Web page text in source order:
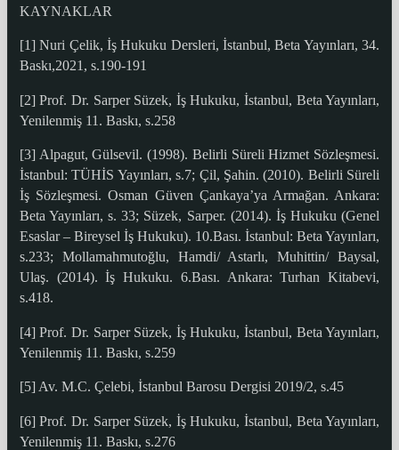
KAYNAKLAR
[1] Nuri Çelik, İş Hukuku Dersleri, İstanbul, Beta Yayınları, 34.
Baskı,2021, s.190-191
[2] Prof. Dr. Sarper Süzek, İş Hukuku, İstanbul, Beta Yayınları,
Yenilenmiş 11. Baskı, s.258
[3] Alpagut, Gülsevil. (1998). Belirli Süreli Hizmet Sözleşmesi.
İstanbul: TÜHİS Yayınları, s.7; Çil, Şahin. (2010). Belirli Süreli
İş Sözleşmesi. Osman Güven Çankaya’ya Armağan. Ankara:
Beta Yayınları, s. 33; Süzek, Sarper. (2014). İş Hukuku (Genel
Esaslar – Bireysel İş Hukuku). 10.Bası. İstanbul: Beta Yayınları,
s.233; Mollamahmutoğlu, Hamdi/ Astarlı, Muhittin/ Baysal,
Ulaş. (2014). İş Hukuku. 6.Bası. Ankara: Turhan Kitabevi,
s.418.
[4] Prof. Dr. Sarper Süzek, İş Hukuku, İstanbul, Beta Yayınları,
Yenilenmiş 11. Baskı, s.259
[5] Av. M.C. Çelebi, İstanbul Barosu Dergisi 2019/2, s.45
[6] Prof. Dr. Sarper Süzek, İş Hukuku, İstanbul, Beta Yayınları,
Yenilenmiş 11. Baskı, s.276